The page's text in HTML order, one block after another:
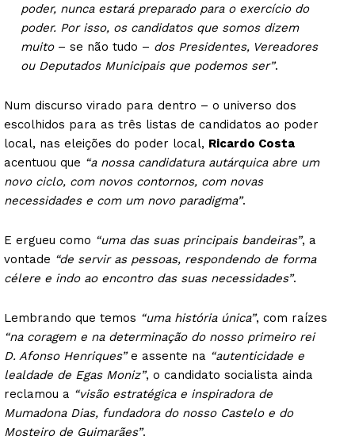
poder, nunca estará preparado para o exercício do
poder. Por isso, os candidatos que somos dizem
muito– se não tudo – dos Presidentes, Vereadores
ou Deputados Municipais que podemos ser”.
Num discurso virado para dentro – o universo dos
escolhidos para as três listas de candidatos ao poder
local, nas eleições do poder local, Ricardo Costa
acentuou que “a nossa candidatura autárquica abre um
novo ciclo, com novos contornos, com novas
necessidades e com um novo paradigma”.
E ergueu como “uma das suas principais bandeiras”, a
vontade “de servir as pessoas, respondendo de forma
célere e indo ao encontro das suas necessidades”.
Lembrando que temos “uma história única”, com raízes
“na coragem e na determinação do nosso primeiro rei
D. Afonso Henriques”e assente na “autenticidade e
lealdade de Egas Moniz”, o candidato socialista ainda
reclamou a “visão estratégica e inspiradora de
Mumadona Dias, fundadora do nosso Castelo e do
Mosteiro de Guimarães”.